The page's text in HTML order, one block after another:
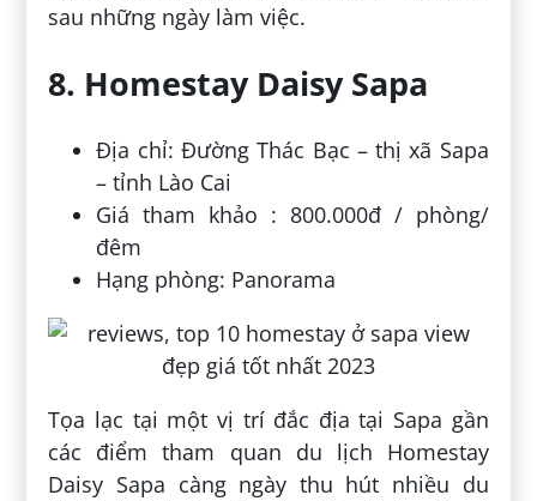
sau những ngày làm việc.
8. Homestay Daisy Sapa
Địa chỉ: Đường Thác Bạc – thị xã Sapa
– tỉnh Lào Cai
Giá tham khảo : 800.000đ / phòng/
đêm
Hạng phòng: Panorama
Tọa lạc tại một vị trí đắc địa tại Sapa gần
các điểm tham quan du lịch Homestay
Daisy Sapa càng ngày thu hút nhiều du